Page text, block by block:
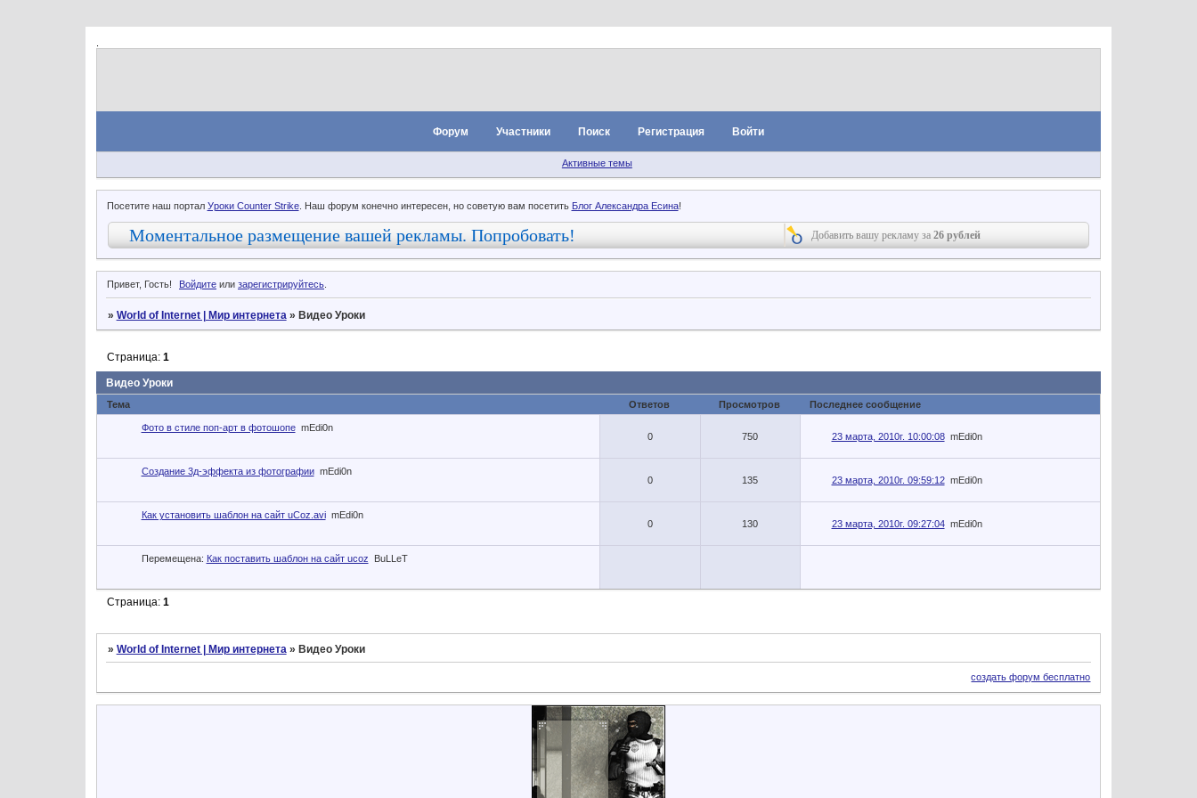
Форум Участники Поиск Регистрация Войти
Активные темы
Посетите наш портал Уроки Counter Strike. Наш форум конечно интересен, но советую вам посетить Блог Александра Есина!
Моментальное размещение вашей рекламы. Попробовать! Добавить вашу рекламу за26 рублей
Привет, Гость! Войдите илизарегистрируйтесь.
» World of Internet | Мир интернета » Видео Уроки
Видео Уроки
Страница: 1
Тема Ответов Просмотров Последнее сообщение
Фото в стиле поп-арт в фотошопе mEdi0n
0
750 23 марта, 2010г. 10:00:08 mEdi0n
Создание 3д-эффекта из фотографии mEdi0n
0
135 23 марта, 2010г. 09:59:12 mEdi0n
Как установить шаблон на сайт uCoz.avi mEdi0n
0
130 23 марта, 2010г. 09:27:04 mEdi0n
Перемещена: Как поставить шаблон на сайт ucoz BuLLeT
Страница: 1
» World of Internet | Мир интернета » Видео Уроки
создать форум бесплатно